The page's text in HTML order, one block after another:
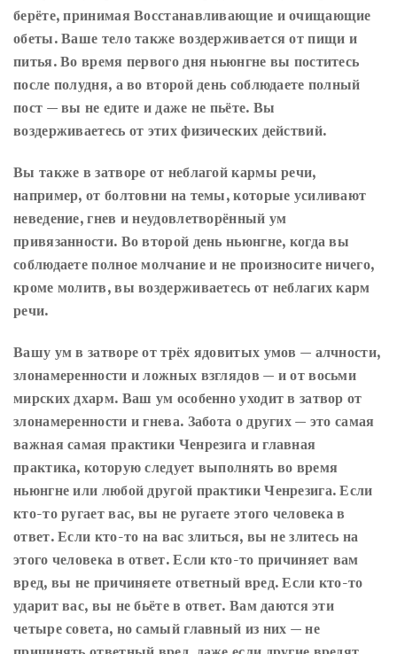
берёте, принимая Восстанавливающие и очищающие
обеты. Ваше тело также воздерживается от пищи и
питья. Во время первого дня ньюнгне вы поститесь
после полудня, а во второй день соблюдаете полный
пост — вы не едите и даже не пьёте. Вы
воздерживаетесь от этих физических действий.
Вы также в затворе от неблагой кармы речи,
например, от болтовни на темы, которые усиливают
неведение, гнев и неудовлетворённый ум
привязанности. Во второй день ньюнгне, когда вы
соблюдаете полное молчание и не произносите ничего,
кроме молитв, вы воздерживаетесь от неблагих карм
речи.
Вашу ум в затворе от трёх ядовитых умов — алчности,
злонамеренности и ложных взглядов — и от восьми
мирских дхарм. Ваш ум особенно уходит в затвор от
злонамеренности и гнева. Забота о других — это самая
важная самая практики Ченрезига и главная
практика, которую следует выполнять во время
ньюнгне или любой другой практики Ченрезига. Если
кто-то ругает вас, вы не ругаете этого человека в
ответ. Если кто-то на вас злиться, вы не злитесь на
этого человека в ответ. Если кто-то причиняет вам
вред, вы не причиняете ответный вред. Если кто-то
ударит вас, вы не бьёте в ответ. Вам даются эти
четыре совета, но самый главный из них — не